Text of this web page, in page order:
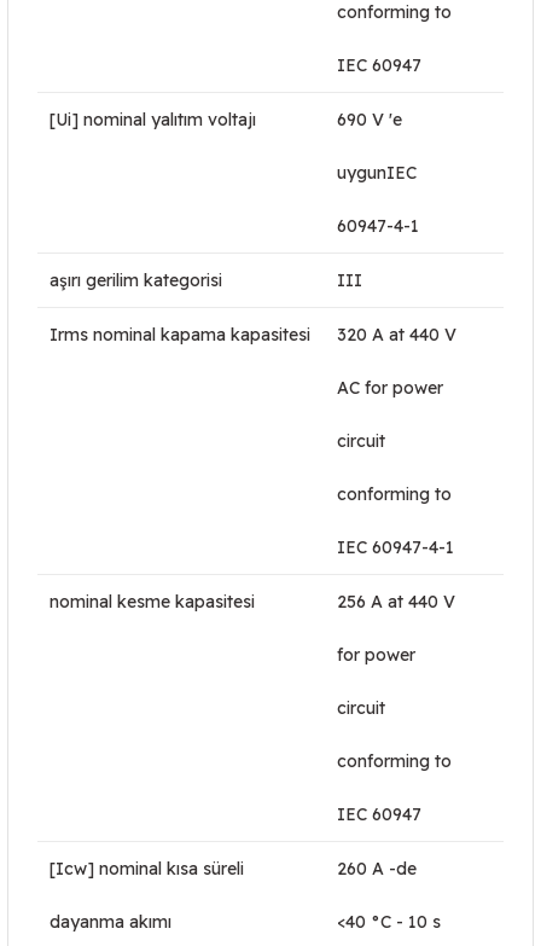
conforming to
IEC 60947
[Ui] nominal yalıtım voltajı 690 V 'e
uygunIEC
60947-4-1
aşırı gerilim kategorisi III
Irms nominal kapama kapasitesi 320 A at 440 V
AC for power
circuit
conforming to
IEC 60947-4-1
nominal kesme kapasitesi 256 A at 440 V
for power
circuit
conforming to
IEC 60947
[Icw] nominal kısa süreli
dayanma akımı
260 A -de
<40 °C - 10 s